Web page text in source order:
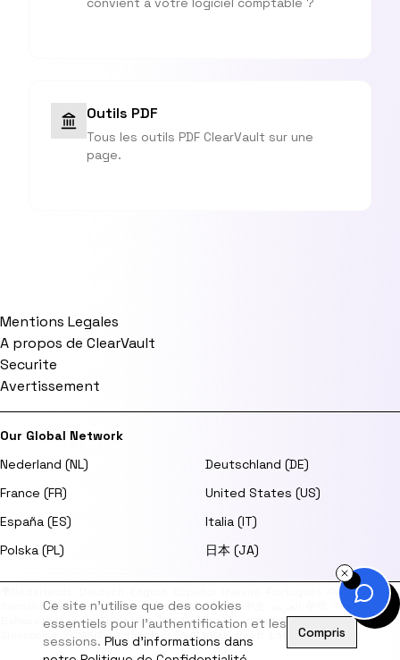
Outils PDF
Tous les outils PDF ClearVault sur une
page.
Mentions Legales
A propos de ClearVault
Securite
Avertissement
Our Global Network
Nederland (NL)
Deutschland (DE)
France (FR)
United States (US)
España (ES)
Italia (IT)
Polska (PL)
日本 (JA)
Polski
Svenska ·Dansk Norsk ·Suomi 日本語 ·한국어 Türkçe
Bahasa Indonesia ·Tiếng Việt · ไทย ·Čeština ·Ελληνικά ·Magyar ·Română ·
Українська Hrvatski Български Latviešu ·Lietuvių
Ce site n'utilise que des cookies
essentiels pour l'authentification et les
sessions. Plus d'informations dans
Compris